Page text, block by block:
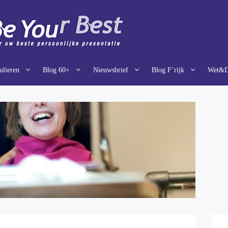
Blog 60+ Nieuwsbrief Blog F’rijk